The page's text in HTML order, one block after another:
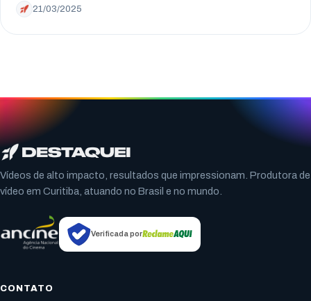
21/03/2025
Vídeos de alto impacto, resultados que impressionam. Produtora de
vídeo em Curitiba, atuando no Brasil e no mundo.
Verificada por
CONTATO